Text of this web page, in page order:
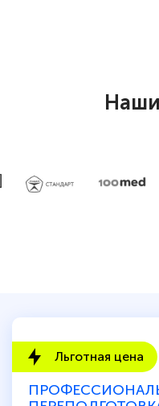
Льготная цена